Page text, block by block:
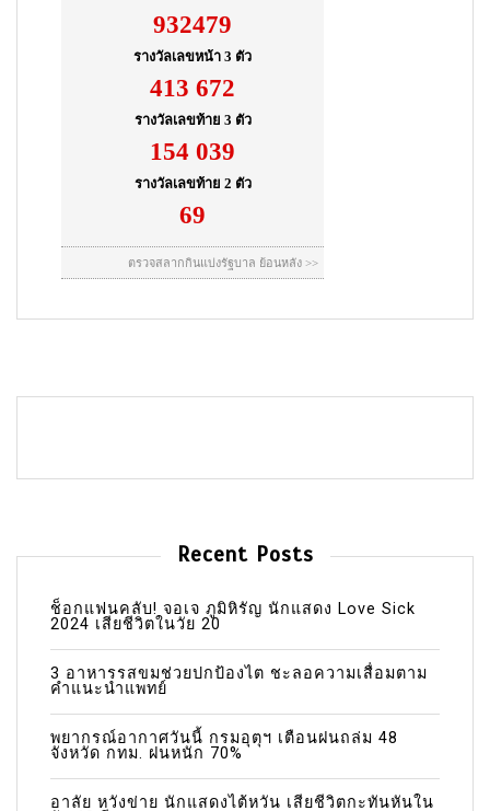
Recent Posts
ช็อกแฟนคลับ! จอเจ ภูมิหิรัญ นักแสดง Love Sick
2024 เสียชีวิตในวัย 20
3 อาหารรสขมช่วยปกป้องไต ชะลอความเสื่อมตาม
คำแนะนำแพทย์
พยากรณ์อากาศวันนี้ กรมอุตุฯ เตือนฝนถล่ม 48
จังหวัด กทม. ฝนหนัก 70%
อาลัย หวังข่าย นักแสดงไต้หวัน เสียชีวิตกะทันหันใน